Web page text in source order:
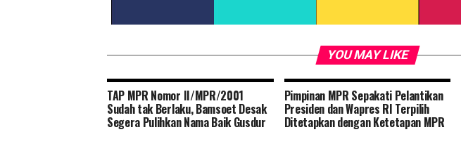
YOU MAY LIKE
TAP MPR Nomor II/MPR/2001
Sudah tak Berlaku, Bamsoet Desak
Segera Pulihkan Nama Baik Gusdur
Pimpinan MPR Sepakati Pelantikan
Presiden dan Wapres RI Terpilih
Ditetapkan dengan Ketetapan MPR